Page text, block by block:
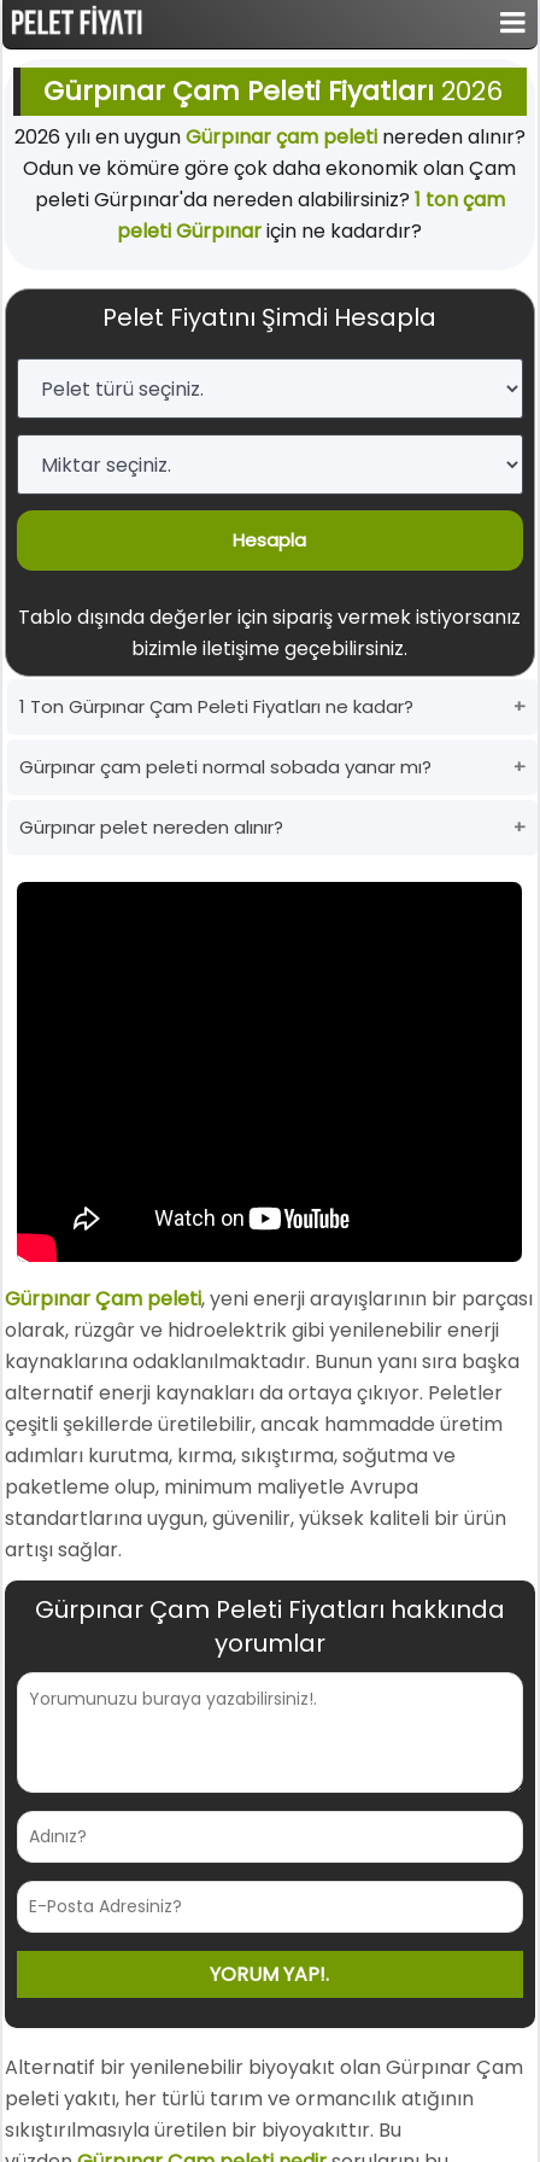
Gürpınar Çam Peleti Fiyatları 2026
2026 yılı en uygunGürpınar çam peletinereden alınır?
Odun ve kömüre göre çok daha ekonomik olan Çam
peleti Gürpınar'da nereden alabilirsiniz? 1 ton çam
peleti Gürpınariçin ne kadardır?
Pelet Fiyatını Şimdi Hesapla
Hesapla
Tablo dışında değerler için sipariş vermek istiyorsanız
bizimle iletişime geçebilirsiniz.
1 Ton Gürpınar Çam Peleti Fiyatları ne kadar?
Gürpınar çam peleti normal sobada yanar mı?
Gürpınar pelet nereden alınır?
Gürpınar Çam peleti, yeni enerji arayışlarının bir parçası
olarak, rüzgâr ve hidroelektrik gibi yenilenebilir enerji
kaynaklarına odaklanılmaktadır. Bunun yanı sıra başka
alternatif enerji kaynakları da ortaya çıkıyor. Peletler
çeşitli şekillerde üretilebilir, ancak hammadde üretim
adımları kurutma, kırma, sıkıştırma, soğutma ve
paketleme olup, minimum maliyetle Avrupa
standartlarına uygun, güvenilir, yüksek kaliteli bir ürün
artışı sağlar.
Gürpınar Çam Peleti Fiyatları hakkında
yorumlar
Alternatif bir yenilenebilir biyoyakıt olan Gürpınar Çam
peleti yakıtı, her türlü tarım ve ormancılık atığının
sıkıştırılmasıyla üretilen bir biyoyakıttır. Bu